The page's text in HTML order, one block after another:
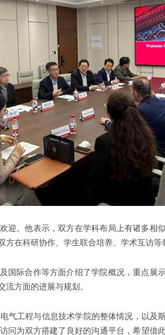
迎。他表示，双方在学科布局上有诸多相
在科研协作、学生联合培养、学术互访等
国际合作等方面介绍了学院概况，重点展
流方面的进展与规划。
气工程与信息技术学院的整体情况，以及
问为双方搭建了良好的沟通平台，希望借